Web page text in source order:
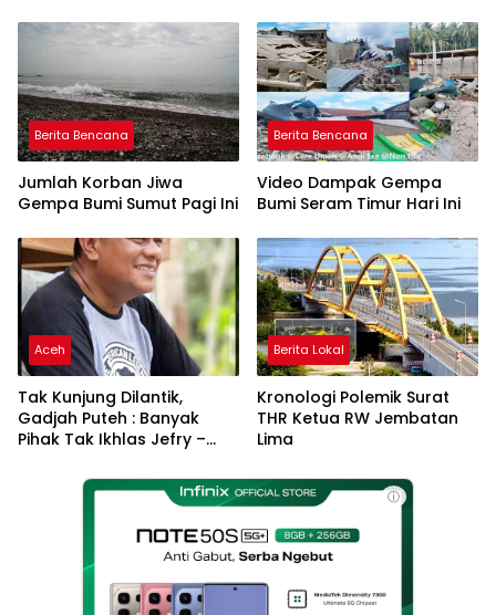
DAS
Berita Bencana
Jumlah Korban Jiwa
Gempa Bumi Sumut Pagi Ini
Berita Bencana
Video Dampak Gempa
Bumi Seram Timur Hari Ini
Aceh
Tak Kunjung Dilantik,
Gadjah Puteh : Banyak
Pihak Tak Ikhlas Jefry –
Berita Lokal
Kronologi Polemik Surat
THR Ketua RW Jembatan
Lima
ⓘ